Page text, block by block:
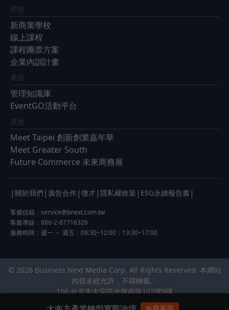
學習
新商業學校
線上課程
課程團票方案
企業內訓計畫
產品
管理知識庫
EventGO活動平台
展會
Meet Taipei 創新創業嘉年華
Meet Greater South
Future Commerce 未來商務展
| 關於我們 | 廣告合作 | 徵才 | 隱私權政策 | ESG永續報告書 |
客服信箱： service@bnext.com.tw
客服專線：886-2-87716326
服務時間：週一 ～ 週五：09:30~12:00；13:30~17:00
© 2026 Business Next Media Corp. All Rights Reserved. 本網站
內容未經允許，不得轉載。
106 台北市大安區光復南路102號9樓